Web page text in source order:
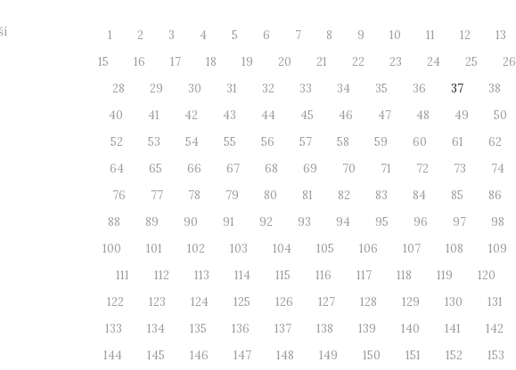
1 2 3 4 5 6 7 8 9 10 11 12 13
15
16 17 18 19 20 21 22 23 24 25 26
28
29 30 31 32 33 34 35 36 37 38
40
41 42 43 44 45 46 47 48 49 50
52
53 54 55 56 57 58 59 60 61 62
64
65 66 67 68 69 70 71 72 73 74
76
77 78 79 80 81 82 83 84 85 86
88
89 90 91 92 93 94 95 96 97 98
100
101 102 103 104 105 106 107 108 109
111
112 113 114 115 116 117 118 119 120
122
123 124 125 126 127 128 129 130 131
133
134 135 136 137 138 139 140 141 142
144
145 146 147 148 149 150 151 152 153